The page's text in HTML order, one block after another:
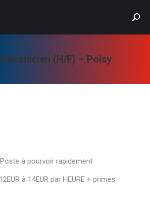
(H/F) – Poisy
à pourvoir rapidement
à 14EUR par HEURE + primes